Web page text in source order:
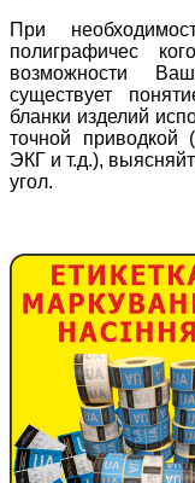
При
полиграфичес
возможности
существует
бланки изделий
точной приводкой
ЭКГ и т.д.),
угол.